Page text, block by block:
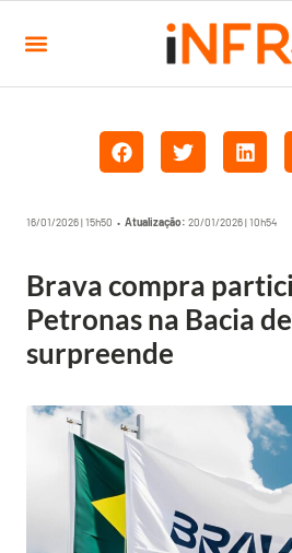
16/01/2026 | 15h50 • Atualização: 20/01/2026 | 10h54
Brava compra
Petronas na Bacia
surpreende